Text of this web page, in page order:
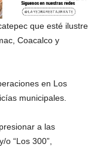
que esté ilustre
Coacalco y
en Los
municipales.
a las
o “Los 300”,